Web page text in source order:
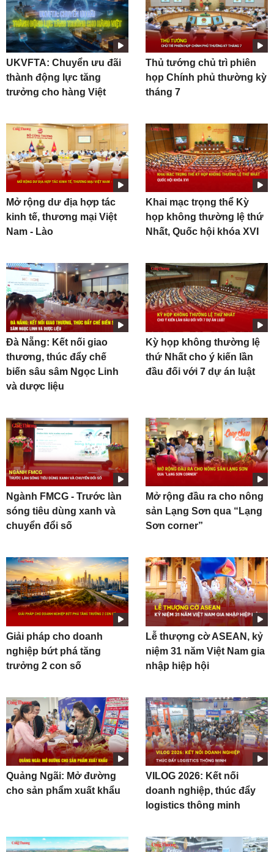
UKVFTA: Chuyển ưu đãi
thành động lực tăng
trưởng cho hàng Việt
Thủ tướng chủ trì phiên
họp Chính phủ thường kỳ
tháng 7
Mở rộng dư địa hợp tác
kinh tế, thương mại Việt
Nam - Lào
Khai mạc trọng thể Kỳ
họp không thường lệ thứ
Nhất, Quốc hội khóa XVI
Đà Nẵng: Kết nối giao
thương, thúc đẩy chế
biến sâu sâm Ngọc Linh
và dược liệu
Kỳ họp không thường lệ
thứ Nhất cho ý kiến lần
đầu đối với 7 dự án luật
Ngành FMCG - Trước làn
sóng tiêu dùng xanh và
chuyển đổi số
Mở rộng đầu ra cho nông
sản Lạng Sơn qua “Lạng
Sơn corner”
Giải pháp cho doanh
nghiệp bứt phá tăng
trưởng 2 con số
Lễ thượng cờ ASEAN, kỷ
niệm 31 năm Việt Nam gia
nhập hiệp hội
Quảng Ngãi: Mở đường
cho sản phẩm xuất khẩu
VILOG 2026: Kết nối
doanh nghiệp, thúc đẩy
logistics thông minh